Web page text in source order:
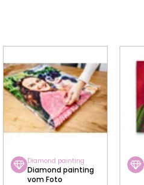
Diamond painting
Diamond painting
vom Foto